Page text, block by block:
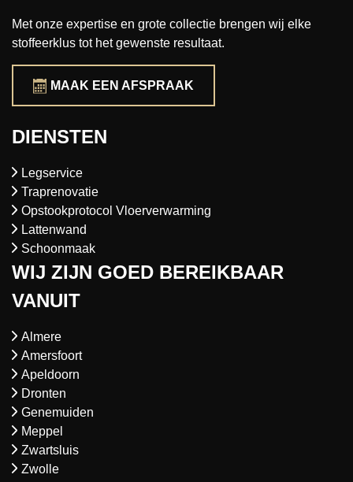
Met onze expertise en grote collectie brengen wij elke
stoffeerklus tot het gewenste resultaat.
MAAK EEN AFSPRAAK
DIENSTEN
Legservice
Traprenovatie
Opstookprotocol Vloerverwarming
Lattenwand
Schoonmaak
WIJ ZIJN GOED BEREIKBAAR
VANUIT
Almere
Amersfoort
Apeldoorn
Dronten
Genemuiden
Meppel
Zwartsluis
Zwolle